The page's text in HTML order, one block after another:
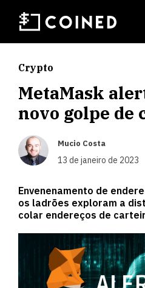
Crypto
MetaMask
novo golpe de
Mucio Costa
13 de janeiro de 2023
Envenenamento de
os ladrões exploram a
colar endereços de